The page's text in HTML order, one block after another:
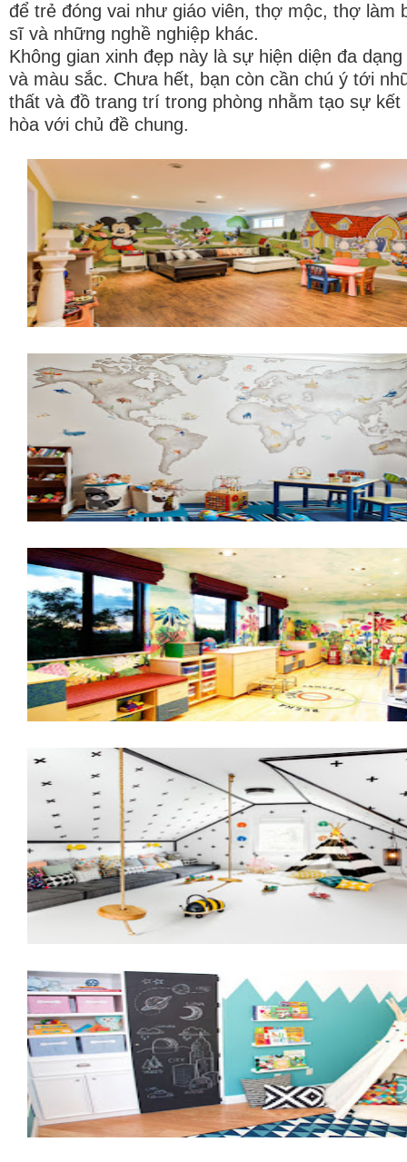
để trẻ đóng vai như giáo viên, thợ mộc, thợ làm
sĩ và những nghề nghiệp khác.
Không gian xinh đẹp này là sự hiện diện đa
và màu sắc. Chưa hết, bạn còn cần chú ý tới
thất và đồ trang trí trong phòng nhằm tạo sự kết
hòa với chủ đề chung.